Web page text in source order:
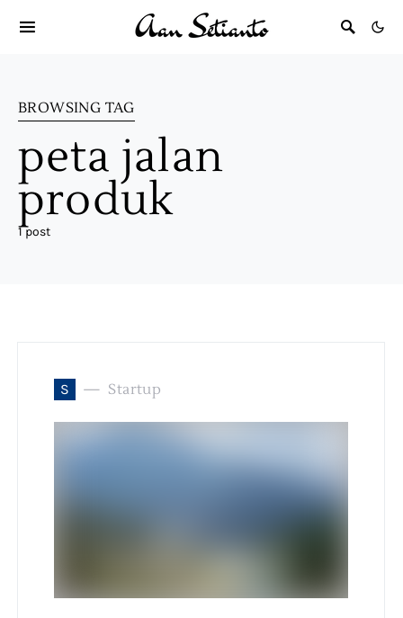
BROWSING TAG
peta jalan
produk
1 post
S Startup